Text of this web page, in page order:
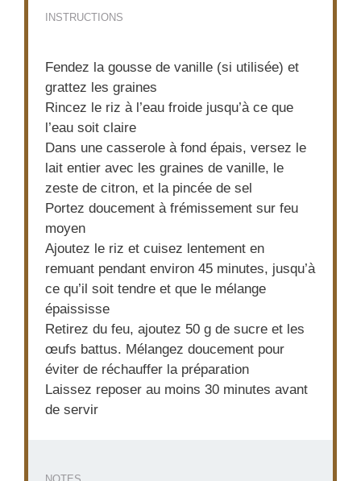
INSTRUCTIONS
Fendez la gousse de vanille (si utilisée) et
grattez les graines
Rincez le riz à l’eau froide jusqu’à ce que
l’eau soit claire
Dans une casserole à fond épais, versez le
lait entier avec les graines de vanille, le
zeste de citron, et la pincée de sel
Portez doucement à frémissement sur feu
moyen
Ajoutez le riz et cuisez lentement en
remuant pendant environ 45 minutes, jusqu’à
ce qu’il soit tendre et que le mélange
épaississe
Retirez du feu, ajoutez 50 g de sucre et les
œufs battus. Mélangez doucement pour
éviter de réchauffer la préparation
Laissez reposer au moins 30 minutes avant
de servir